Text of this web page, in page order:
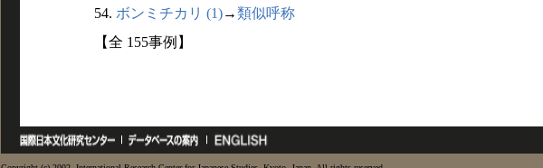
54. ボンミチカリ (1)→類似呼称
【全 155事例】